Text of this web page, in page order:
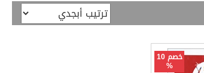
خصم 10
%